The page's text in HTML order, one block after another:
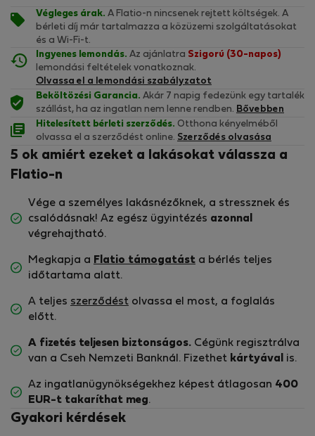
Végleges árak. A Flatio-n nincsenek rejtett költségek. A
bérleti díj már tartalmazza a közüzemi szolgáltatásokat
és a Wi-Fi-t.
Ingyenes lemondás. Az ajánlatra Szigorú (30-napos)
lemondási feltételek vonatkoznak.
Olvassa el a lemondási szabályzatot
Beköltözési Garancia. Akár 7 napig fedezünk egy tartalék
szállást, ha az ingatlan nem lenne rendben. Bővebben
Hitelesített bérleti szerződés. Otthona kényelméből
olvassa el a szerződést online. Szerződés olvasása
5 ok amiért ezeket a lakásokat válassza a
Flatio-n
Vége a személyes lakásnézőknek, a stressznek és
csalódásnak! Az egész ügyintézés azonnal
végrehajtható.
Megkapja a Flatio támogatást a bérlés teljes
időtartama alatt.
A teljes szerződést olvassa el most, a foglalás
előtt.
A fizetés teljesen biztonságos. Cégünk regisztrálva
van a Cseh Nemzeti Banknál. Fizethet kártyával is.
Az ingatlanügynökségekhez képest átlagosan 400
EUR-t takaríthat meg.
Gyakori kérdések